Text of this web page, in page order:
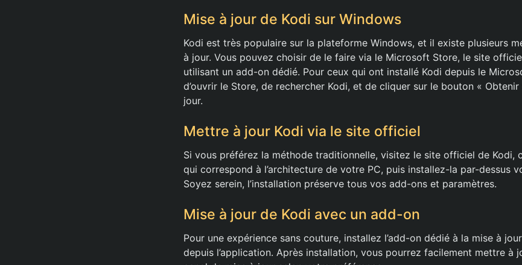
Mise à jour de Kodi sur Windows
Kodi est très populaire sur la plateforme Windows, et il existe plusieurs
à jour. Vous pouvez choisir de le faire via le Microsoft Store, le site
utilisant un add-on dédié. Pour ceux qui ont installé Kodi depuis le
d’ouvrir le Store, de rechercher Kodi, et de cliquer sur le bouton «
jour.
Mettre à jour Kodi via le site officiel
Si vous préférez la méthode traditionnelle, visitez le site officiel de Kodi,
qui correspond à l’architecture de votre PC, puis installez-la par-dessus
Soyez serein, l’installation préserve tous vos add-ons et paramètres.
Mise à jour de Kodi avec un add-on
Pour une expérience sans couture, installez l’add-on dédié à la mise à
depuis l’application. Après installation, vous pourrez facilement mettre à